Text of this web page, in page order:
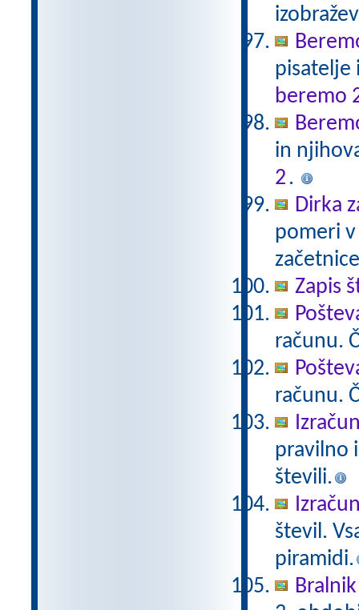
pisatelje
beremo
in
2.
Dirka
pomeri
Zapis
računu.
računu.
pravilno
števili.
števil.
piramidi.